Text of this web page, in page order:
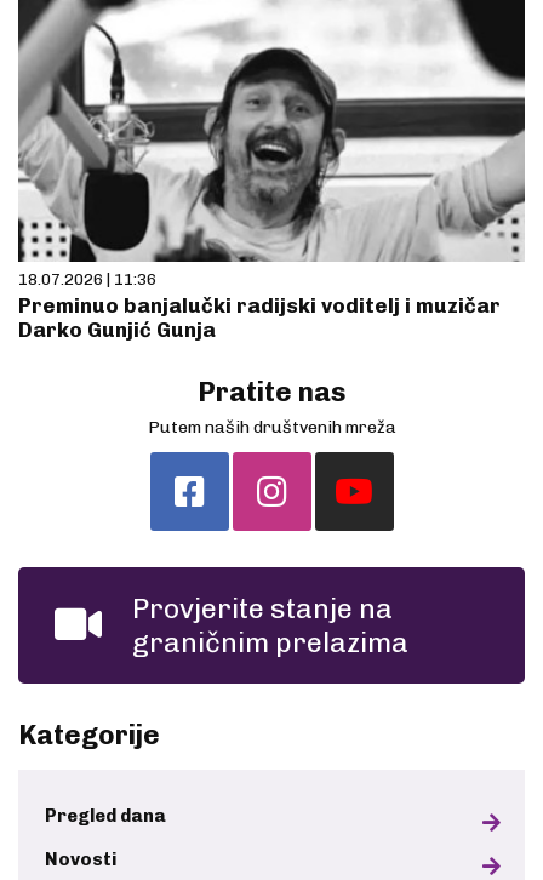
18.07.2026 | 11:36
Preminuo banjalučki radijski voditelj i muzičar
Darko Gunjić Gunja
Pratite nas
Putem naših društvenih mreža
Provjerite stanje na
graničnim prelazima
Kategorije
Pregled dana
Novosti